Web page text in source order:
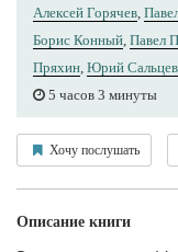
Алексей Горячев,
Борис Конный, Павел
Пряхин, Юрий Сальцев
5 часов 3 минуты
Хочу послушать
Описание книги